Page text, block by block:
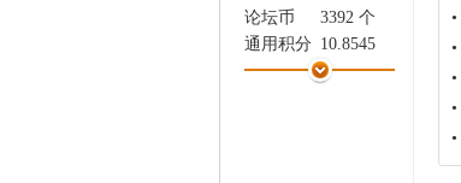
论坛币
3392 个
通用积分 10.8545
学术水平
28 点
•
•
•
•
•